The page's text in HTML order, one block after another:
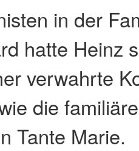
in der
hatte Heinz
verwahrte
die
Tante Marie.